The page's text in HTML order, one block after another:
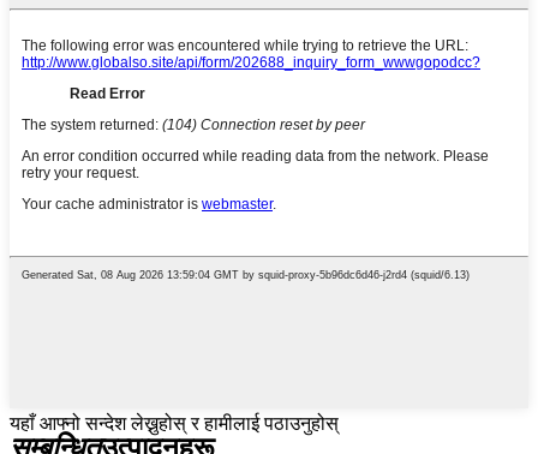
यहाँ आफ्नो सन्देश लेख्नुहोस् र हामीलाई पठाउनुहोस्